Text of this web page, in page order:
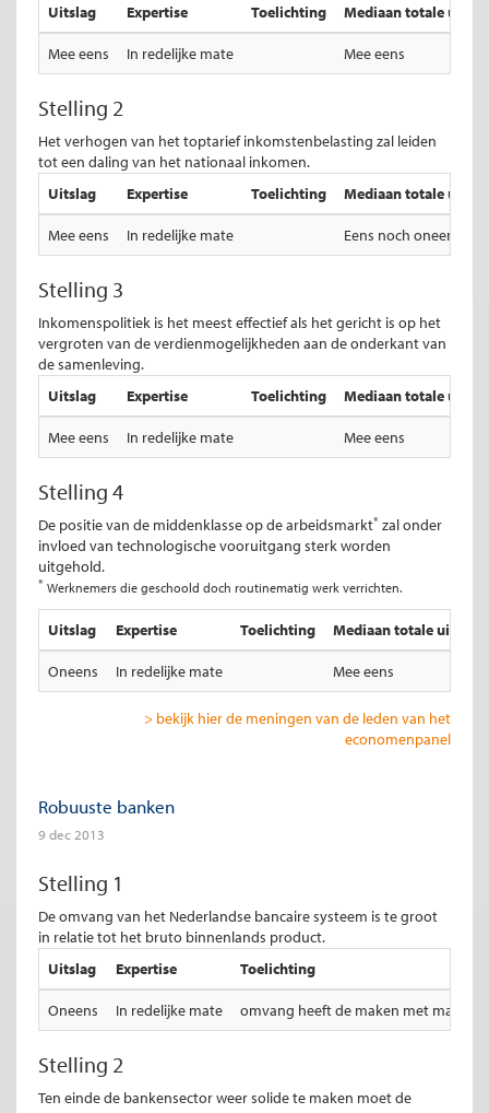
Uitslag
Expertise Toelichting Mediaan totale
Mee eens In redelijke mate Mee eens
Stelling 2
Het verhogen van het toptarief inkomstenbelasting zal leiden
tot een daling van het nationaal inkomen.
Uitslag
Expertise Toelichting Mediaan totale
Mee eens In redelijke mate Eens noch oneens
Stelling 3
Inkomenspolitiek is het meest effectief als het gericht is op het
vergroten van de verdienmogelijkheden aan de onderkant van
de samenleving.
Uitslag
Expertise Toelichting Mediaan totale
Mee eens In redelijke mate Mee eens
Stelling 4
De positie van de middenklasse op de arbeidsmarkt* zal onder
invloed van technologische vooruitgang sterk worden
uitgehold.
* Werknemers die geschoold doch routinematig werk verrichten.
Uitslag Expertise Toelichting Mediaan totale uitslag
Oneens In redelijke mate Mee eens
> bekijk hier de meningen van de leden van het
economenpanel
Robuuste banken
9 dec 2013
Stelling 1
De omvang van het Nederlandse bancaire systeem is te groot
in relatie tot het bruto binnenlands product.
Uitslag
Expertise Toelichting
Oneens In redelijke mate omvang heeft de maken met mate
Stelling 2
Ten einde de bankensector weer solide te maken moet de